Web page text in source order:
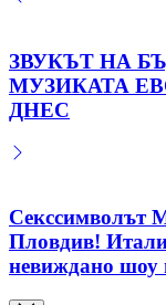
ЗВУКЪТ НА
МУЗИКАТА
ДНЕС
Секссимволът
Пловдив!
невиждано шоу